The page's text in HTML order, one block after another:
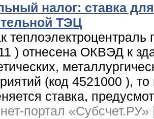
налог: ставка
ТЭЦ
) отнесена ОКВЭД к
(код 4521000 ),
ставка,
портал